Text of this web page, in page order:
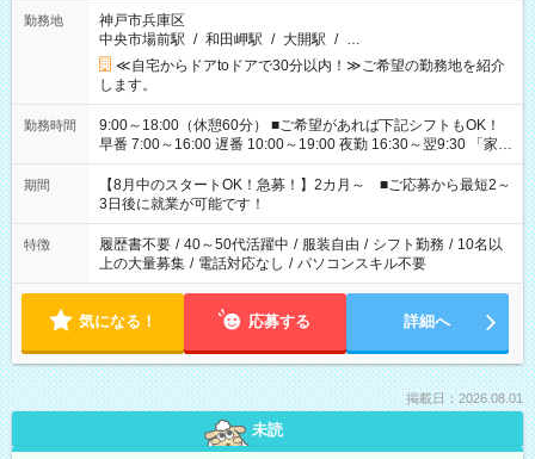
勤務地
神戸市兵庫区
中央市場前駅 / 和田岬駅 / 大開駅 / …
≪自宅からドアtoドアで30分以内！≫ご希望の勤務地を紹介
します。
勤務時間
9:00～18:00（休憩60分） ■ご希望があれば下記シフトもOK！
早番 7:00～16:00 遅番 10:00～19:00 夜勤 16:30～翌9:30 「家族
と休みを合わせたい」 「余裕を持って夕飯の準備がしたい」
「できれば残業はしたくない」 など、ご希望を教えてください
ね。 ※Wワーク希望の方へ 今ご覧のお仕事で希望する勤務時間
と、もう1つのお仕事の勤務時間。 合計で週40時間を超える場
合は応募できません。
期間
【8月中のスタートOK！急募！】2カ月～ ■ご応募から最短2～
3日後に就業が可能です！
特徴 履歴書不要 / 40～50代活躍中 / 服装自由 / シフト勤務 / 10名以
上の大量募集 / 電話対応なし / パソコンスキル不要
気になる！ 応募する 詳細へ
掲載日：2026.08.01
未読